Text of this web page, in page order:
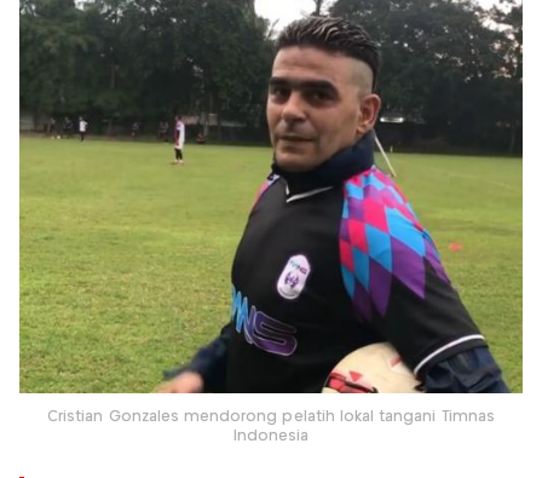
Cristian Gonzales mendorong pelatih lokal tangani Timnas
Indonesia